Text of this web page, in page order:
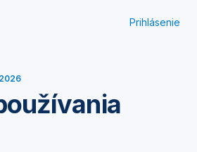
Prihlásenie